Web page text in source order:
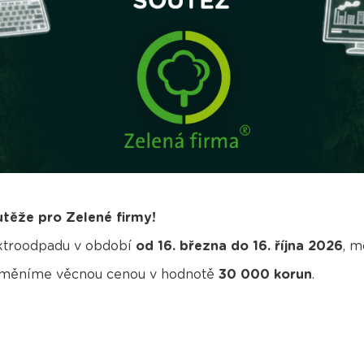
pro Zelené firmy!
v období od 16. března do 16. října 2026,
věcnou cenou v hodnotě 30 000 korun.